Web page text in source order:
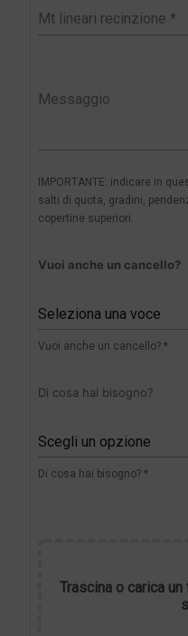
IMPORTANTE: indicare in
salti di quota, gradini,
copertine superiori.
Vuoi anche un cancello?
Seleziona una voce
Vuoi anche un cancello? *
Di cosa hai bisogno?
Scegli un opzione
Di cosa hai bisogno? *
Trascina o carica